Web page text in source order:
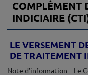
COMPLÉMENT
INDICIAIRE
LE VERSEMENT
DE TRAITEMENT
Note d’information – Le